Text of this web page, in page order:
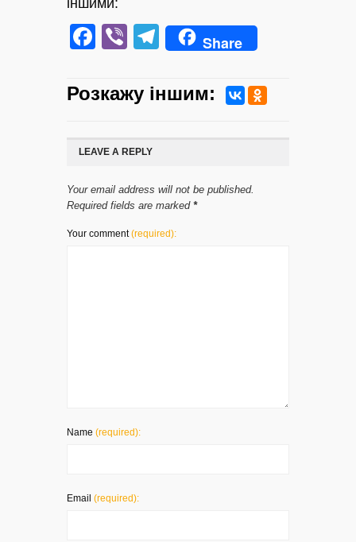
Facebook
ViberTelegram
Share
Розкажу iншим:
LEAVE A REPLY
Your email address will not be published.
Required fields are marked *
Your comment(required):
Name (required):
Email (required):